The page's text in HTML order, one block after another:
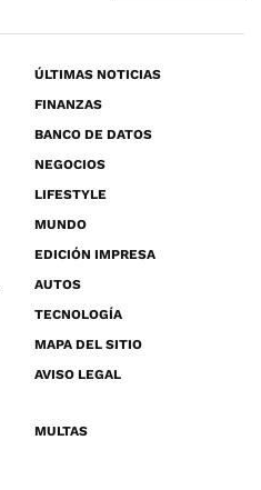
ÚLTIMAS NOTICIAS
FINANZAS
BANCO DE DATOS
NEGOCIOS
LIFESTYLE
MUNDO
EDICIÓN IMPRESA
AUTOS
TECNOLOGÍA
MAPA DEL SITIO
AVISO LEGAL
MULTAS